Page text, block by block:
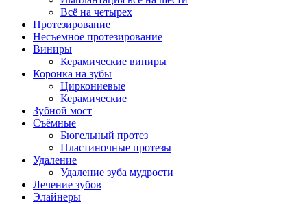
Всё на четырех
Протезирование
Несъемное протезирование
Виниры
Керамические виниры
Коронка на зубы
Циркониевые
Керамические
Зубной мост
Съёмные
Бюгельный протез
Пластиночные протезы
Удаление
Удаление зуба мудрости
Лечение зубов
Элайнеры